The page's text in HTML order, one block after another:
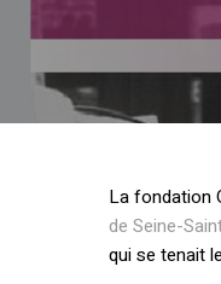
La fondation
de Seine-
qui se tenait